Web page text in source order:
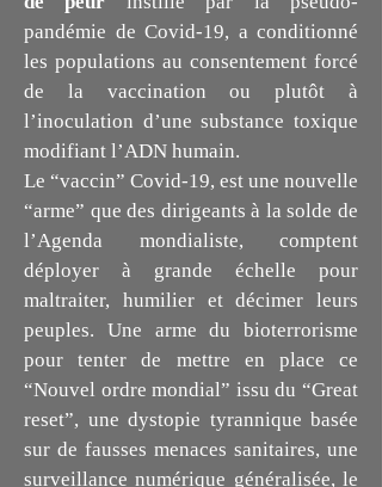
pandémie de Covid-19, a conditionné
les populations au consentement forcé
de la vaccination ou plutôt à
l’inoculation d’une substance toxique
modifiant l’ADN humain.
Le “vaccin” Covid-19, est une nouvelle
“arme” que des dirigeants à la solde de
l’Agenda mondialiste, comptent
déployer à grande échelle pour
maltraiter, humilier et décimer leurs
peuples. Une arme du bioterrorisme
pour tenter de mettre en place ce
“Nouvel ordre mondial” issu du “Great
reset”, une dystopie tyrannique basée
sur de fausses menaces sanitaires, une
surveillance numérique généralisée, le